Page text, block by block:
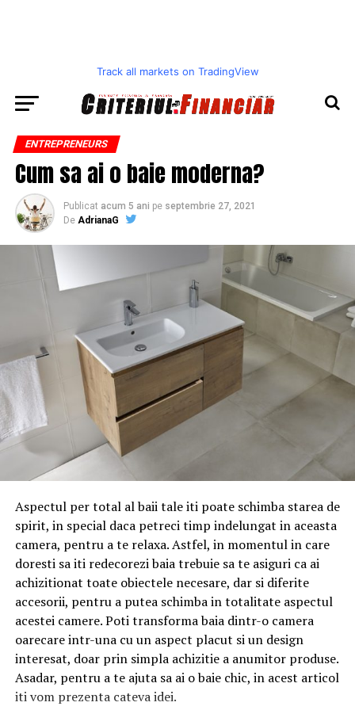
Track all markets on TradingView
ENTREPRENEURS
Cum sa ai o baie moderna?
Publicat acum 5 ani pe septembrie 27, 2021
De AdrianaG
Aspectul per total al baii tale iti poate schimba starea de
spirit, in special daca petreci timp indelungat in aceasta
camera, pentru a te relaxa. Astfel, in momentul in care
doresti sa iti redecorezi baia trebuie sa te asiguri ca ai
achizitionat toate obiectele necesare, dar si diferite
accesorii, pentru a putea schimba in totalitate aspectul
acestei camere. Poti transforma baia dintr-o camera
oarecare intr-una cu un aspect placut si un design
interesat, doar prin simpla achizitie a anumitor produse.
Asadar, pentru a te ajuta sa ai o baie chic, in acest articol
iti vom prezenta cateva idei.